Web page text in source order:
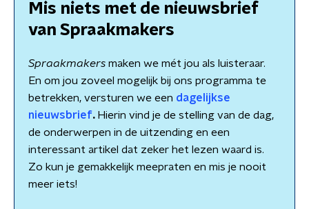
Mis niets met de nieuwsbrief
van Spraakmakers
Spraakmakers maken we mét jou als luisteraar.
En om jou zoveel mogelijk bij ons programma te
betrekken, versturen we een dagelijkse
nieuwsbrief.Hierin vind je de stelling van de dag,
de onderwerpen in de uitzending en een
interessant artikel dat zeker het lezen waard is.
Zo kun je gemakkelijk meepraten en mis je nooit
meer iets!